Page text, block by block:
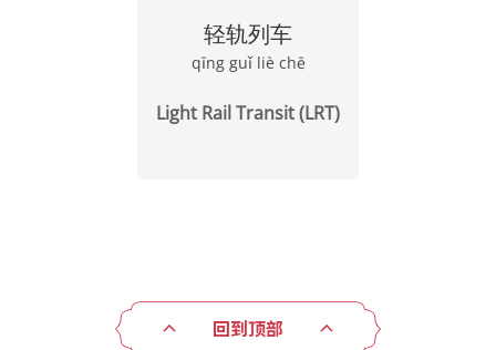
轻轨列车
qīng guǐ liè chē
Light Rail Transit (LRT)
回到顶部